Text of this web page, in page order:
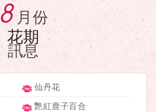
8月份
花期
訊息
仙丹花
艷紅鹿子百合